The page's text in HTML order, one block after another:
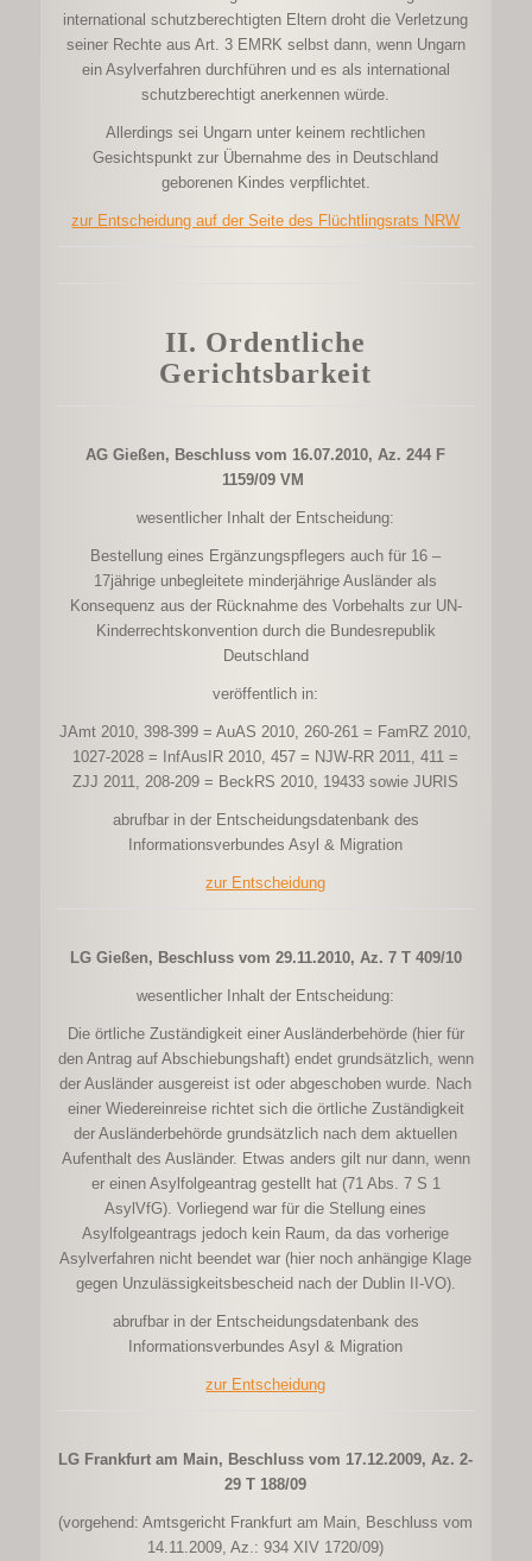
international schutzberechtigten Eltern droht die Verletzung
seiner Rechte aus Art. 3 EMRK selbst dann, wenn Ungarn
ein Asylverfahren durchführen und es als international
schutzberechtigt anerkennen würde.
Allerdings sei Ungarn unter keinem rechtlichen
Gesichtspunkt zur Übernahme des in Deutschland
geborenen Kindes verpflichtet.
zur Entscheidung auf der Seite des Flüchtlingsrats NRW
II. Ordentliche
Gerichtsbarkeit
AG Gießen, Beschluss vom 16.07.2010, Az. 244 F
1159/09 VM
wesentlicher Inhalt der Entscheidung:
Bestellung eines Ergänzungspflegers auch für 16 –
17jährige unbegleitete minderjährige Ausländer als
Konsequenz aus der Rücknahme des Vorbehalts zur UN-
Kinderrechtskonvention durch die Bundesrepublik
Deutschland
veröffentlich in:
JAmt 2010, 398-399 = AuAS 2010, 260-261 = FamRZ 2010,
1027-2028 = InfAusIR 2010, 457 = NJW-RR 2011, 411 =
ZJJ 2011, 208-209 = BeckRS 2010, 19433 sowie JURIS
abrufbar in der Entscheidungsdatenbank des
Informationsverbundes Asyl & Migration
zur Entscheidung
LG Gießen, Beschluss vom 29.11.2010, Az. 7 T 409/10
wesentlicher Inhalt der Entscheidung:
Die örtliche Zuständigkeit einer Ausländerbehörde (hier für
den Antrag auf Abschiebungshaft) endet grundsätzlich, wenn
der Ausländer ausgereist ist oder abgeschoben wurde. Nach
einer Wiedereinreise richtet sich die örtliche Zuständigkeit
der Ausländerbehörde grundsätzlich nach dem aktuellen
Aufenthalt des Ausländer. Etwas anders gilt nur dann, wenn
er einen Asylfolgeantrag gestellt hat (71 Abs. 7 S 1
AsylVfG). Vorliegend war für die Stellung eines
Asylfolgeantrags jedoch kein Raum, da das vorherige
Asylverfahren nicht beendet war (hier noch anhängige Klage
gegen Unzulässigkeitsbescheid nach der Dublin II-VO).
abrufbar in der Entscheidungsdatenbank des
Informationsverbundes Asyl & Migration
zur Entscheidung
LG Frankfurt am Main, Beschluss vom 17.12.2009, Az. 2-
29 T 188/09
(vorgehend: Amtsgericht Frankfurt am Main, Beschluss vom
14.11.2009, Az.: 934 XIV 1720/09)